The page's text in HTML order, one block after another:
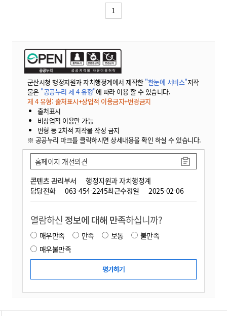
1
군산시청 행정지원과 자치행정계에서 제작한 "한눈에 서비스"저작
물은 "공공누리 제 4 유형"에 따라 이용 할 수 있습니다.
제 4 유형: 출처표시+상업적 이용금지+변경금지
출처표시
비상업적 이용만 가능
변형 등 2차적 저작물 작성 금지
※ 공공누리 마크를 클릭하시면 상세내용을 확인 하실 수 있습니다.
콘텐츠 관리부서
행정지원과 자치행정계
담당전화
063-454-2245최근수정일 2025-02-06
홈페이지 개선의견
열람하신 정보에 대해 만족하십니까?
매우만족 만족 보통
불만족
매우불만족